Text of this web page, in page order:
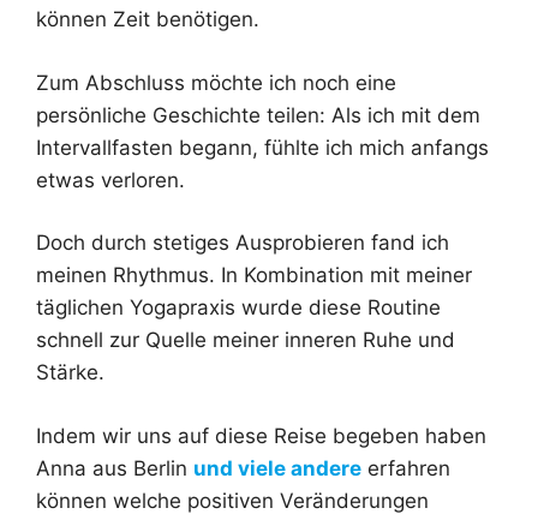
können Zeit benötigen.
Zum Abschluss möchte ich noch eine
persönliche Geschichte teilen: Als ich mit dem
Intervallfasten begann, fühlte ich mich anfangs
etwas verloren.
Doch durch stetiges Ausprobieren fand ich
meinen Rhythmus. In Kombination mit meiner
täglichen Yogapraxis wurde diese Routine
schnell zur Quelle meiner inneren Ruhe und
Stärke.
Indem wir uns auf diese Reise begeben haben
Anna aus Berlin und viele andere erfahren
können welche positiven Veränderungen